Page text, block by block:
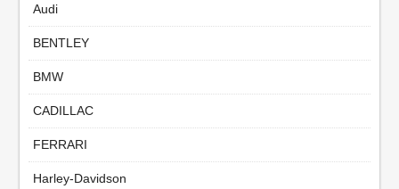
Audi
BENTLEY
BMW
CADILLAC
FERRARI
Harley-Davidson